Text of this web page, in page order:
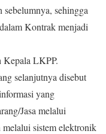
sehingga
Kontrak menjadi
Kepala LKPP.
selanjutnya disebut
yang
Jasa melalui
melalui sistem elektronik